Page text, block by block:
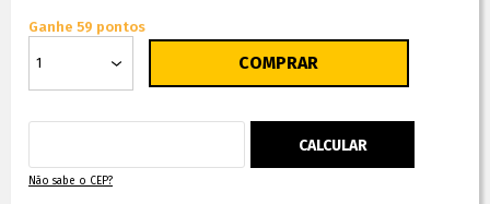
Ganhe 59 pontos
Não sabe o CEP?